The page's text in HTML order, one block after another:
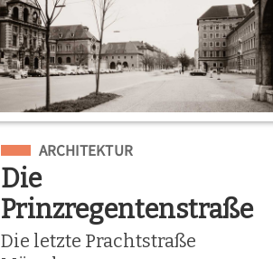
Eingeordnet unter
ARCHITEKTUR
Die
Prinzregentenstraße
Die letzte Prachtstraße